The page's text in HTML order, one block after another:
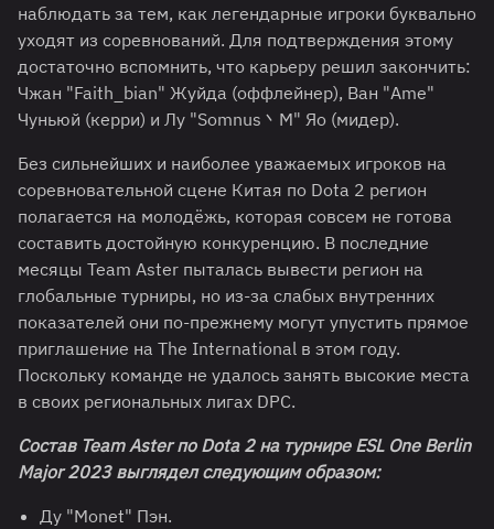
наблюдать за тем, как легендарные игроки буквально
уходят из соревнований. Для подтверждения этому
достаточно вспомнить, что карьеру решил закончить:
Чжан "Faith_bian" Жуйда (оффлейнер), Ван "Ame"
Чуньюй (керри) и Лу "Somnus丶M" Яо (мидер).
Без сильнейших и наиболее уважаемых игроков на
соревновательной сцене Китая по Dota 2 регион
полагается на молодёжь, которая совсем не готова
составить достойную конкуренцию. В последние
месяцы Team Aster пыталась вывести регион на
глобальные турниры, но из-за слабых внутренних
показателей они по-прежнему могут упустить прямое
приглашение на The International в этом году.
Поскольку команде не удалось занять высокие места
в своих региональных лигах DPC.
Состав Team Aster по Dota2 на турнире ESL One Berlin
Major 2023 выглядел следующим образом:
Ду "Monet" Пэн.